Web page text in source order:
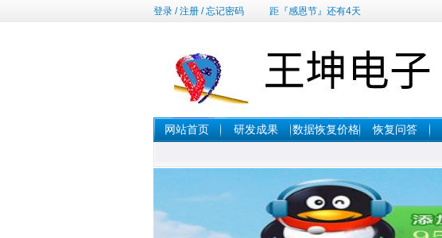
登录/注册/忘记密码 距『感恩节』还有4天
网站首页 研发成果 数据恢复价格 恢复问答